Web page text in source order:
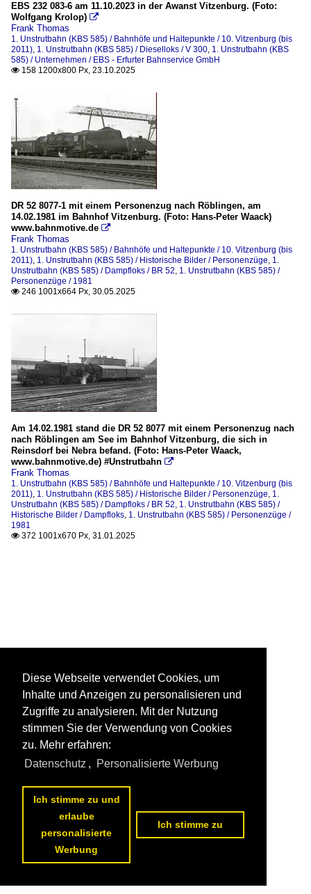
EBS 232 083-6 am 11.10.2023 in der Awanst Vitzenburg. (Foto:
Wolfgang Krolop) 
Frank Thomas
1. Unstrutbahn (KBS 585) / Bahnhöfe und Haltepunkte / 10. Vitzenburg (bis
2011), 1. Unstrutbahn (KBS 585) / Dieselloks / V 300, 1. Unstrutbahn (KBS
585) / Unternehmen / EBS - Erfurter Bahnservice GmbH
 158 1200x800 Px, 23.10.2025
DR 52 8077-1 mit einem Personenzug nach Röblingen, am
14.02.1981 im Bahnhof Vitzenburg. (Foto: Hans-Peter Waack)
www.bahnmotive.de 
Frank Thomas
1. Unstrutbahn (KBS 585) / Bahnhöfe und Haltepunkte / 10. Vitzenburg (bis
2011), 1. Unstrutbahn (KBS 585) / Historische Bilder / Personenzüge, 1.
Unstrutbahn (KBS 585) / Dampfloks / BR 52, 1. Unstrutbahn (KBS 585) /
Personenzüge / 1981
 246 1001x664 Px, 30.05.2025
Am 14.02.1981 stand die DR 52 8077 mit einem Personenzug nach
nach Röblingen am See im Bahnhof Vitzenburg, die sich in
Reinsdorf bei Nebra befand. (Foto: Hans-Peter Waack,
www.bahnmotive.de) #Unstrutbahn 
Frank Thomas
1. Unstrutbahn (KBS 585) / Bahnhöfe und Haltepunkte / 10. Vitzenburg (bis
2011), 1. Unstrutbahn (KBS 585) / Historische Bilder / Personenzüge, 1.
Unstrutbahn (KBS 585) / Dampfloks / BR 52, 1. Unstrutbahn (KBS 585) /
Historische Bilder / Dampfloks, 1. Unstrutbahn (KBS 585) / Personenzüge /
1981
 372 1001x670 Px, 31.01.2025
Diese Webseite verwendet Cookies, um
Inhalte und Anzeigen zu personalisieren und
Zugriffe zu analysieren. Mit der Nutzung
stimmen Sie der Verwendung von Cookies
zu. Mehr erfahren:
Datenschutz , Personalisierte Werbung
Ich stimme zu und
erlaube
personalisierte
Werbung
Ich stimme zu